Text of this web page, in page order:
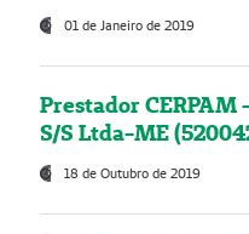
01 de Janeiro de 2019
Prestador CERPAM
S/S Ltda-ME
18 de Outubro de 2019